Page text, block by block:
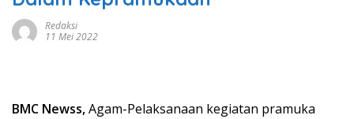
Redaksi
11 Mei 2022
BMC Newss,Agam-Pelaksanaan kegiatan pramuka